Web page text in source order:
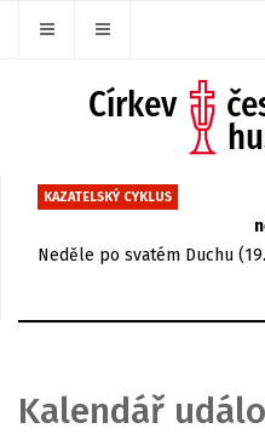
KAZATELSKÝ CYKLUS
Neděle po svatém Duchu
Kalendář